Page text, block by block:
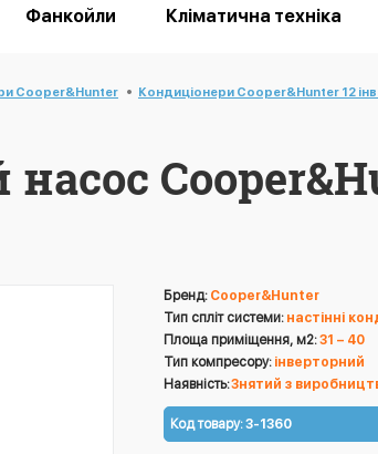
Фанкойли Кліматична техніка
Cooper&Hunter
Кондиціонери Cooper&Hunter 12
Бренд: Cooper&Hunter
Тип спліт системи: настінні
Площа приміщення, м2:31 – 40
Тип компресору: інверторний
Наявність:Знятий з
Код товару:3-1360